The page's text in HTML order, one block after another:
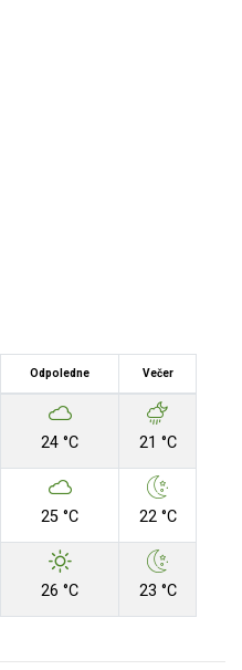
Odpoledne Večer
24 °C 21 °C
25 °C 22 °C
26 °C 23 °C